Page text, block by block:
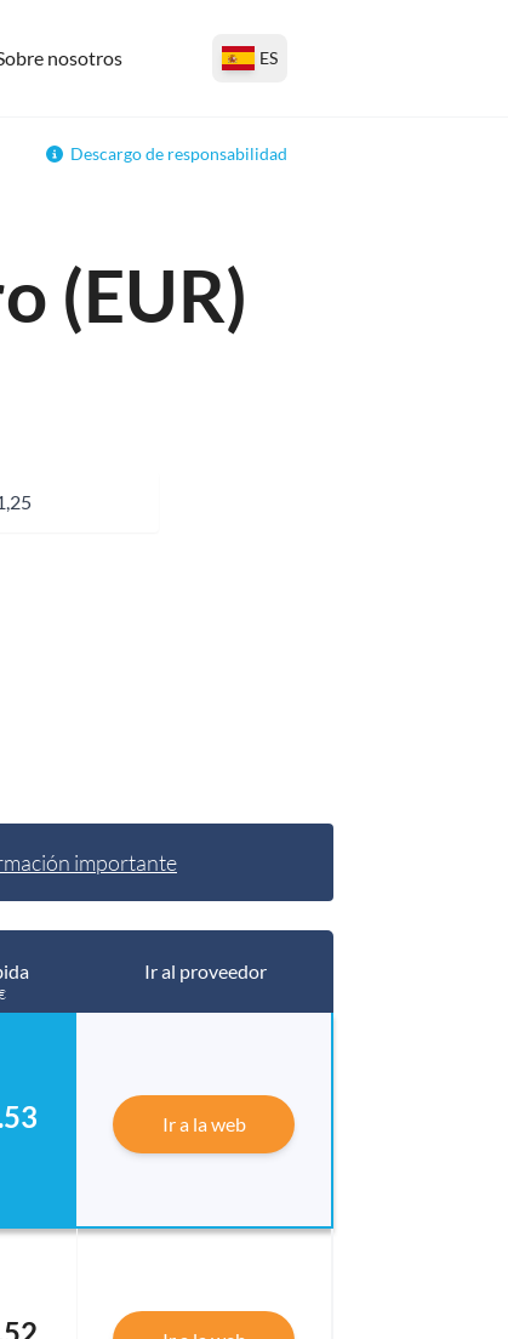
nosotros ES
Descargo de responsabilidad
(EUR)
importante
Ir al proveedor
Ir a la web